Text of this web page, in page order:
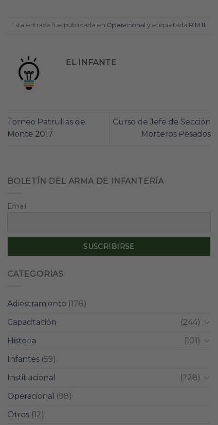
Esta entrada fue publicada en Operacional y etiquetada RIM 11.
EL INFANTE
Torneo Patrullas de
Monte 2017
Curso de Jefe de Sección
Morteros Pesados
BOLETÍN DEL ARMA DE INFANTERÍA
Email
CATEGORIAS
Adiestramiento (178)
Capacitación
(244)
Historia
(101)
Infantes (59)
Institucional
(228)
Operacional
(98)
Otros (12)